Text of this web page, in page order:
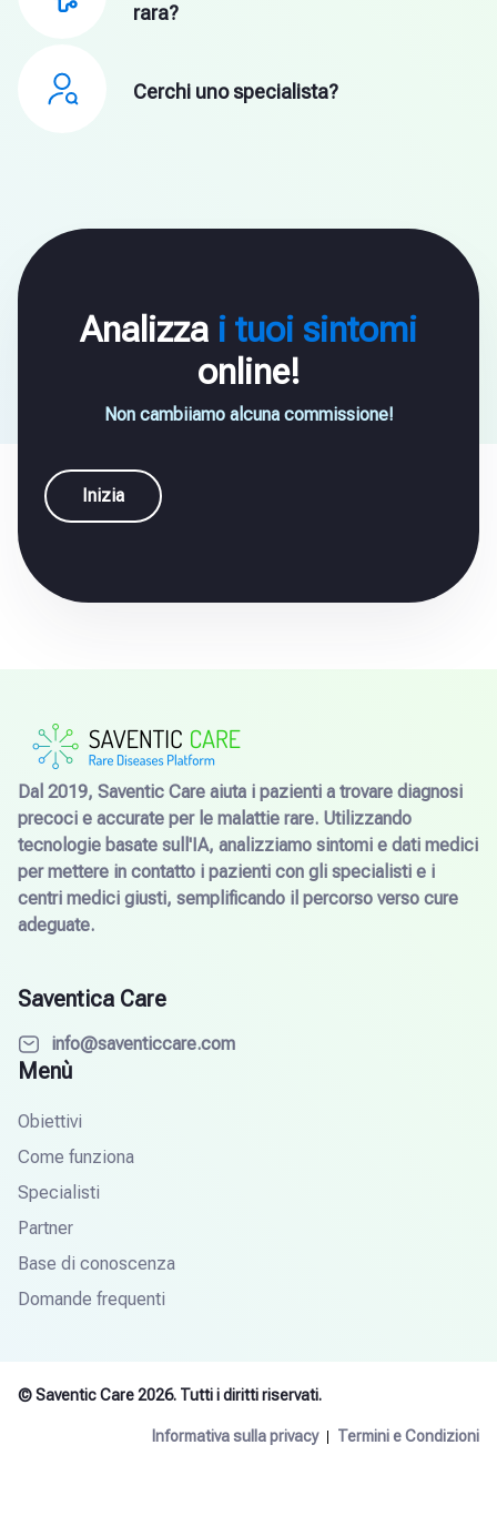
rara?
Cerchi uno specialista?
Analizza i tuoi sintomi
online!
Non cambiiamo alcuna commissione!
Inizia
Dal 2019, Saventic Care aiuta i pazienti a trovare diagnosi
precoci e accurate per le malattie rare. Utilizzando
tecnologie basate sull'IA, analizziamo sintomi e dati medici
per mettere in contatto i pazienti con gli specialisti e i
centri medici giusti, semplificando il percorso verso cure
adeguate.
Saventica Care
info@saventiccare.com
Menù
Obiettivi
Come funziona
Specialisti
Partner
Base di conoscenza
Domande frequenti
© Saventic Care 2026. Tutti i diritti riservati.
Informativa sulla privacy Termini e Condizioni